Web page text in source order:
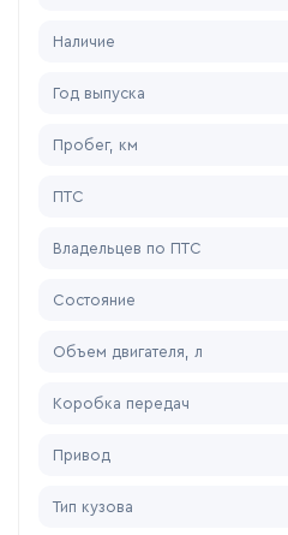
Наличие
Год выпуска
Пробег, км
ПТС
Владельцев по ПТС
Состояние
Объем двигателя, л
Коробка передач
Привод
Тип кузова